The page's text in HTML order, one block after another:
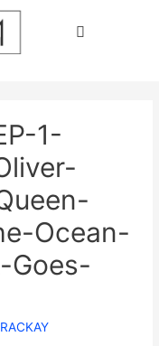
1-
Ocean-
Goes-